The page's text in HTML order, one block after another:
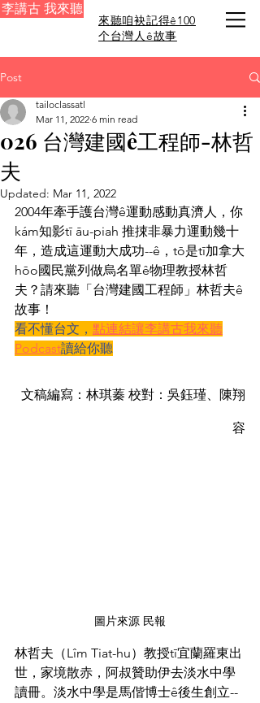
李講古 我來聽
來聽咱袂記得ê100
个台灣人ê故事
Post
026 台灣建國ê工程師-林哲
夫
tailoclassatl
Mar 11, 2022 6 min read
Updated: Mar 11, 2022
2004年牽手護台灣ê運動感動真濟人，你
kám知影tī āu-piah 推捒非暴力運動幾十
年，造成這運動大成功--ê，tō是tī加拿大
hōo國民黨列做烏名單ê物理教授林哲
夫？請來聽「台灣建國工程師」林哲夫ê
故事！
看不懂台文， 點連結讓李講古我來聽
Podcast讀給你聽
文稿編寫：林琪蓁 校對：吳鈺瑾、陳翔
容
圖片來源 民報
林哲夫（Lîm Tiat-hu）教授tī宜蘭羅東出
世，家境散赤，阿叔贊助伊去淡水中學
讀冊。淡水中學是馬偕博士ê後生創立--